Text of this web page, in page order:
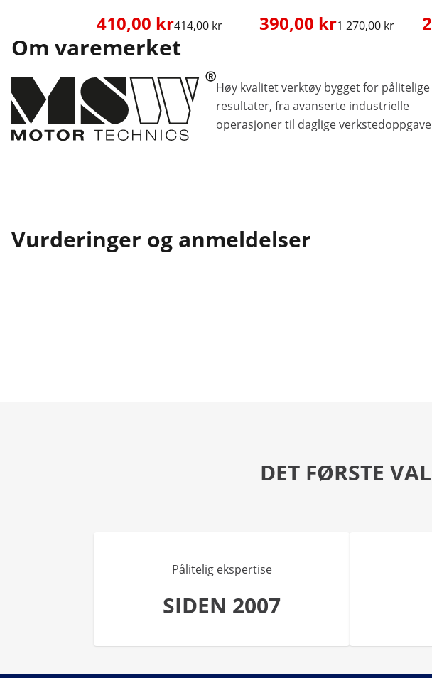
410,00 kr414,00 kr 390,00 kr1 270,00 kr
Om varemerket
Høy kvalitet verktøy bygget for pålitelige
resultater, fra avanserte industrielle
operasjoner til daglige
Vurderinger og anmeldelser
DET FØRSTE
Pålitelig ekspertise
SIDEN 2007